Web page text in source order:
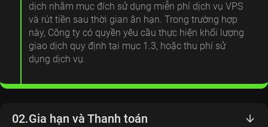
dịch nhằm mục đích sử dụng miễn phí dịch vụ VPS
và rút tiền sau thời gian ân hạn. Trong trường hợp
này, Công ty có quyền yêu cầu thực hiện khối lượng
giao dịch quy định tại mục 1.3, hoặc thu phí sử
dụng dịch vụ.
02.Gia hạn và Thanh toán